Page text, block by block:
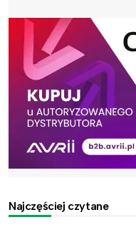
Najczęściej czytane